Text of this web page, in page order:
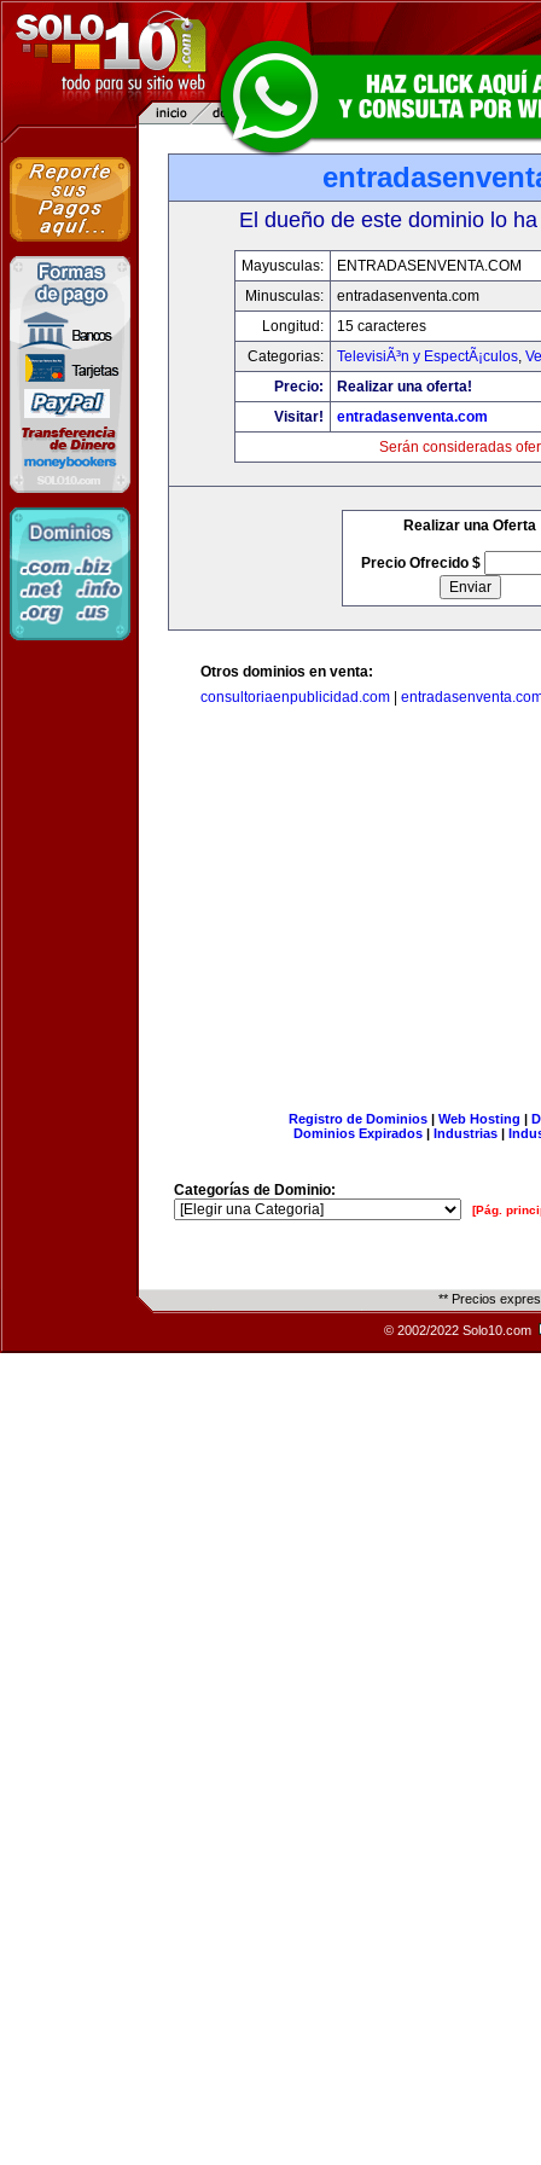
El dueño de este dominio lo
Mayusculas:
ENTRADASENVENTA.COM
Minusculas:
entradasenventa.com
Longitud:
15 caracteres
Categorias:
TelevisiÃ³n y EspectÃ¡culos,
Precio:
Realizar una oferta!
Visitar!
entradasenventa.com
Serán consideradas
Realizar una Oferta
Precio Ofrecido $
Otros dominios en venta:
consultoriaenpublicidad.com
Registro de Dominios| Web Hosting |
Dominios Expirados | Industrias |
Categorías de Dominio:
[Pág.
** Precios
© 2002/2022 Solo10.com